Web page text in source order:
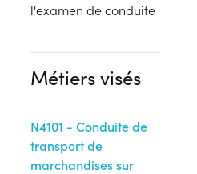
l'examen de conduite
Métiers visés
N4101 - Conduite de
transport de
marchandises sur